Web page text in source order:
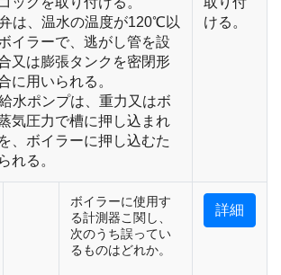
は、温水の温度が120℃以
イラーで、逃がし管を設
又は膨張タンクを密閉形
に用いられる。
水ポンプは、重力又はボ
気圧力で槽に押し込まれ
、ボイラーに押し込むた
れる。
ける。
ボイラーに使用す
る計測器こ関し、
次のうち誤ってい
るものはどれか。
詳細